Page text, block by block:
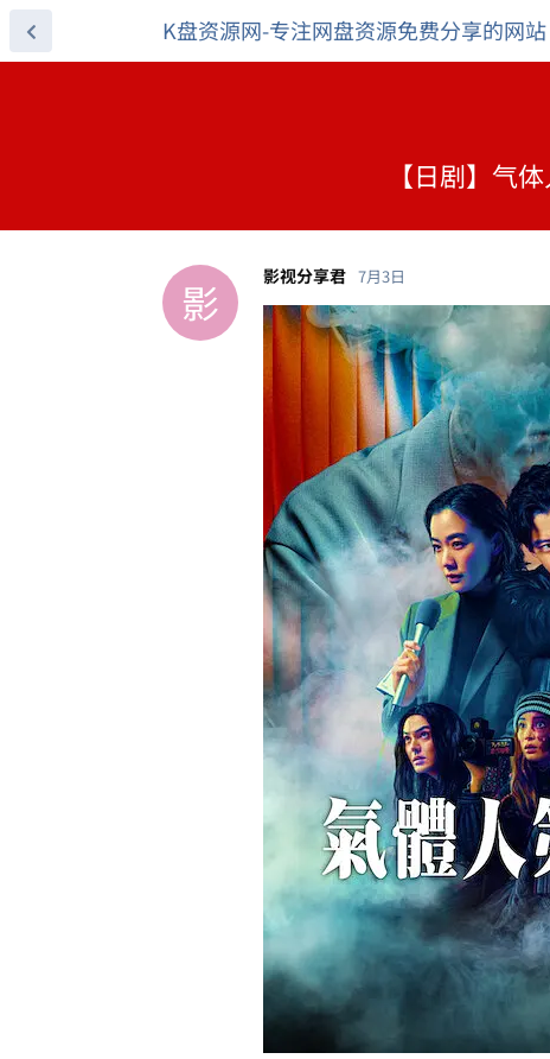
K盘资源网-专注网盘资源免费分享的网站
【日剧】气
影 影视分享君 7月3日